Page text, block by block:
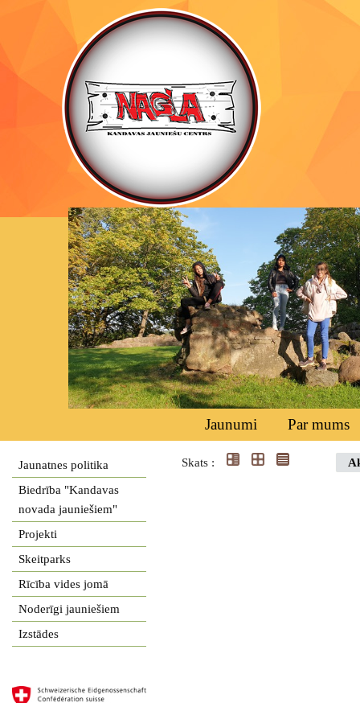
Jaunumi Par mums
Jaunatnes politika
Biedrība "Kandavas
novada jauniešiem"
Projekti
Skeitparks
Rīcība vides jomā
Noderīgi jauniešiem
Izstādes
Skats :